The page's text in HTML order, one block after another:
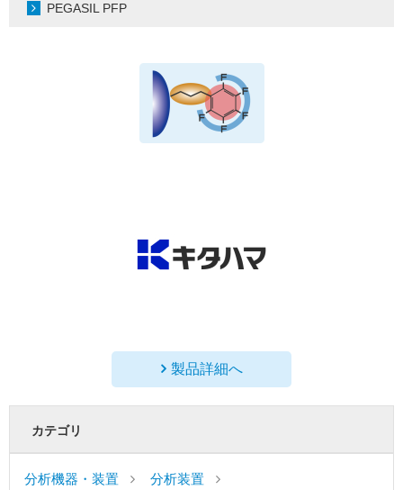
PEGASIL PFP
製品詳細へ
カテゴリ
分析機器・装置
分析装置